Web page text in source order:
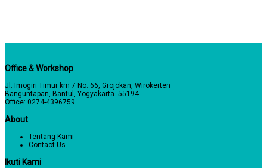
Office & Workshop
Jl. Imogiri Timur km 7 No. 66, Grojokan, Wirokerten
Banguntapan, Bantul, Yogyakarta. 55194
Office: 0274-4396759
About
Tentang Kami
Contact Us
Ikuti Kami